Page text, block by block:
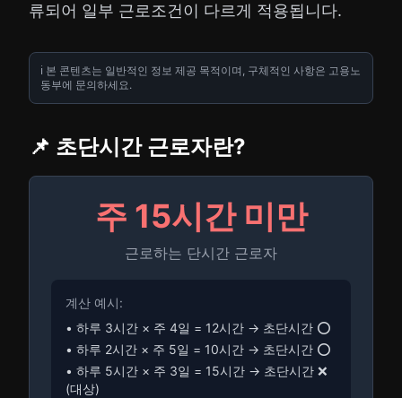
류되어 일부 근로조건이 다르게 적용됩니다.
ℹ️ 본 콘텐츠는 일반적인 정보 제공 목적이며, 구체적인 사항은 고용노
동부에 문의하세요.
📌 초단시간 근로자란?
주 15시간 미만
근로하는 단시간 근로자
계산 예시:
• 하루 3시간 × 주 4일 = 12시간 → 초단시간 ⭕
• 하루 2시간 × 주 5일 = 10시간 → 초단시간 ⭕
• 하루 5시간 × 주 3일 = 15시간 → 초단시간 ❌
(대상)